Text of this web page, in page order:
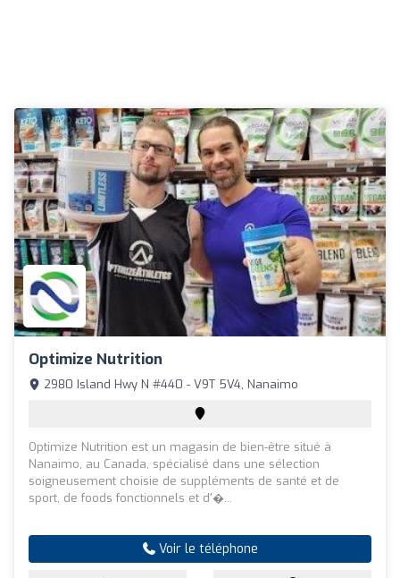
Optimize Nutrition
2980 Island Hwy N #440 - V9T 5V4, Nanaimo
Optimize Nutrition est un magasin de bien-être situé à
Nanaimo, au Canada, spécialisé dans une sélection
soigneusement choisie de suppléments de santé et de
sport, de foods fonctionnels et d'�...
Voir le téléphone